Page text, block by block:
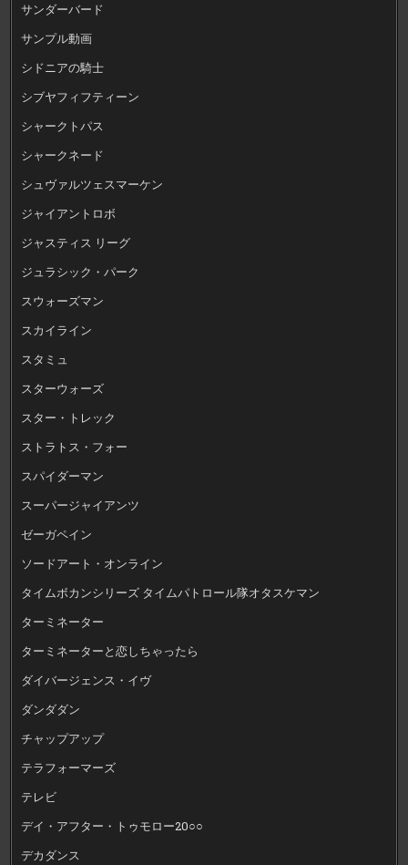
サンダーバード
サンプル動画
シドニアの騎士
シブヤフィフティーン
シャークトパス
シャークネード
シュヴァルツェスマーケン
ジャイアントロボ
ジャスティス リーグ
ジュラシック・パーク
スウォーズマン
スカイライン
スタミュ
スターウォーズ
スター・トレック
ストラトス・フォー
スパイダーマン
スーパージャイアンツ
ゼーガペイン
ソードアート・オンライン
タイムボカンシリーズ タイムパトロール隊オタスケマン
ターミネーター
ターミネーターと恋しちゃったら
ダイバージェンス・イヴ
ダンダダン
チャップアップ
テラフォーマーズ
テレビ
デイ・アフター・トゥモロー20○○
デカダンス